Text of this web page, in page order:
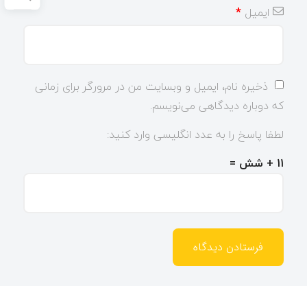
ایمیل *
ذخیره نام، ایمیل و وبسایت من در مرورگر برای زمانی
که دوباره دیدگاهی می‌نویسم.
لطفا پاسخ را به عدد انگلیسی وارد کنید:
11 + شش =